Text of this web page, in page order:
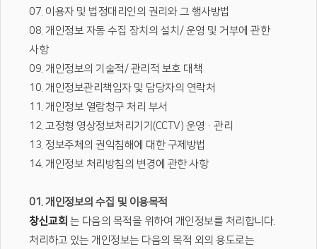
07. 이용자 및 법정대리인의 권리와 그 행사방법
08. 개인정보 자동 수집 장치의 설치/ 운영 및 거부에 관한
사항
09. 개인정보의 기술적/ 관리적 보호 대책
10. 개인정보관리책임자 및 담당자의 연락처
11. 개인정보 열람청구 처리 부서
12. 고정형 영상정보처리기기(CCTV) 운영·관리
13. 정보주체의 권익침해에 대한 구제방법
14. 개인정보 처리방침의 변경에 관한 사항
01. 개인정보의 수집 및 이용목적
창신교회 는 다음의 목적을 위하여 개인정보를 처리합니다.
처리하고 있는 개인정보는 다음의 목적 외의 용도로는